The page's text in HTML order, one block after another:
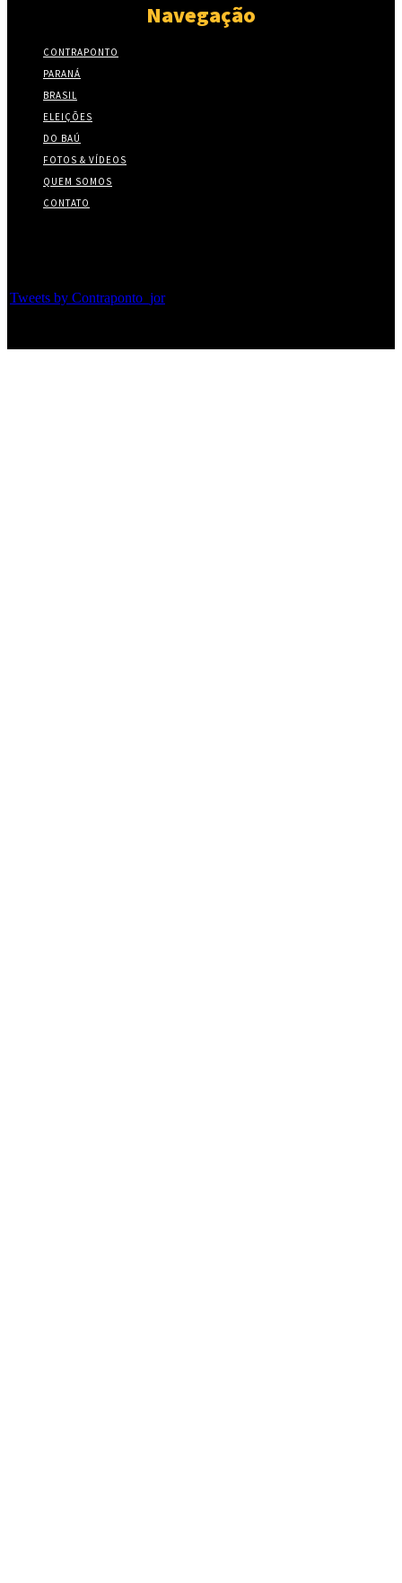
Navegação
CONTRAPONTO
PARANÁ
BRASIL
ELEIÇÕES
DO BAÚ
FOTOS & VÍDEOS
QUEM SOMOS
CONTATO
Tweets by Contraponto_jor